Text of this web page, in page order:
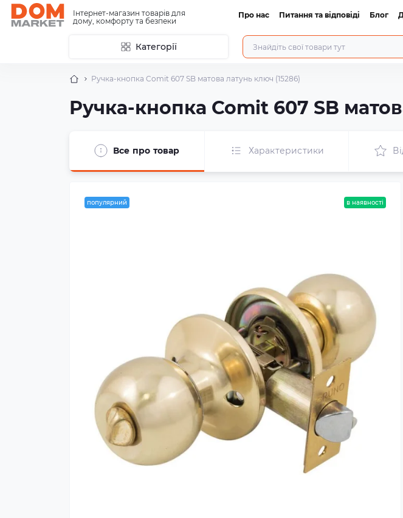
Інтернет-магазин товарів для
дому, комфорту та безпеки
Про нас Питання та відповіді Блог
Категорії
Ручка-кнопка Comit 607 SB матова латунь ключ (15286)
Ручка-кнопка Comit 607 SB
Все про товар Характеристики
популярний в наявності